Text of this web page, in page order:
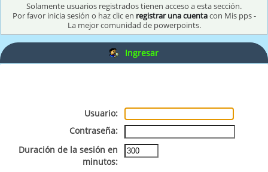
Solamente usuarios registrados tienen acceso a esta sección.
Por favor inicia sesión o haz clic en registrar una cuentacon Mis pps -
La mejor comunidad de powerpoints.
Ingresar
Usuario:
Contraseña:
Duración de la sesión en
minutos: